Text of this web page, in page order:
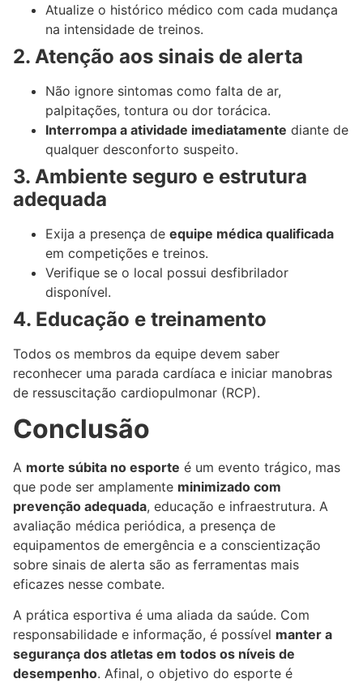
Atualize o histórico médico com cada mudança
na intensidade de treinos.
2. Atenção aos sinais de alerta
Não ignore sintomas como falta de ar,
palpitações, tontura ou dor torácica.
Interrompa a atividade imediatamente diante de
qualquer desconforto suspeito.
3. Ambiente seguro e estrutura
adequada
Exija a presença de equipe médica qualificada
em competições e treinos.
Verifique se o local possui desfibrilador
disponível.
4. Educação e treinamento
Todos os membros da equipe devem saber
reconhecer uma parada cardíaca e iniciar manobras
de ressuscitação cardiopulmonar (RCP).
Conclusão
A morte súbita no esporte é um evento trágico, mas
que pode ser amplamente minimizado com
prevenção adequada, educação e infraestrutura. A
avaliação médica periódica, a presença de
equipamentos de emergência e a conscientização
sobre sinais de alerta são as ferramentas mais
eficazes nesse combate.
A prática esportiva é uma aliada da saúde. Com
responsabilidade e informação, é possível manter a
segurança dos atletas em todos os níveis de
desempenho. Afinal, o objetivo do esporte é